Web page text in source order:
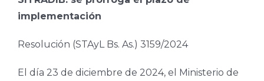
implementación
Resolución (STAyL Bs. As.) 3159/2024
El día 23 de diciembre de 2024, el Ministerio de